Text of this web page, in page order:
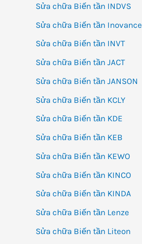
Sửa chữa Biến tần INDVS
Sửa chữa Biến tần Inovance
Sửa chữa Biến tần INVT
Sửa chữa Biến tần JACT
Sửa chữa Biến tần JANSON
Sửa chữa Biến tần KCLY
Sửa chữa Biến tần KDE
Sửa chữa Biến tần KEB
Sửa chữa Biến tần KEWO
Sửa chữa Biến tần KINCO
Sửa chữa Biến tần KINDA
Sửa chữa Biến tần Lenze
Sửa chữa Biến tần Liteon